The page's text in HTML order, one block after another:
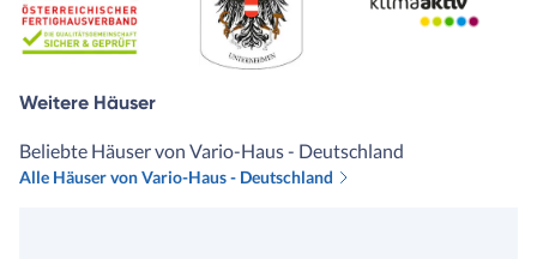
Weitere Häuser
Beliebte Häuser von Vario-Haus - Deutschland
Alle Häuser von Vario-Haus - Deutschland